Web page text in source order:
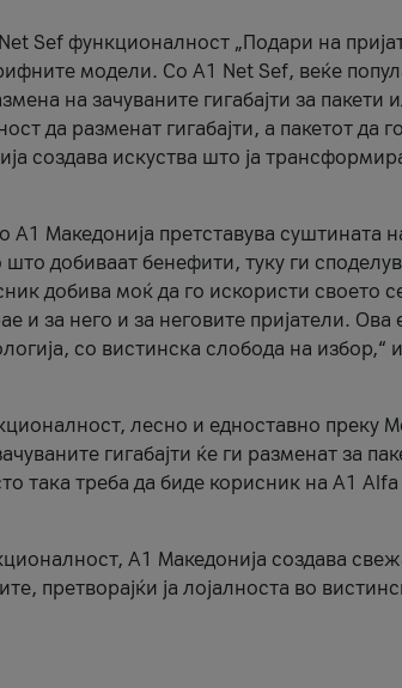
Sef функционалност „Подари на
модели. Со A1 Net Sef, веќе
на зачуваните гигабајти за пакети
да разменат гигабајти, а пакетот да
создава искуства што ја
А1 Македонија претставува суштината
добиваат бенефити, туку ги
добива моќ да го искористи своето
и за него и за неговите пријатели. Ова
со вистинска слобода на избор,“
лесно и едноставно преку
гигабајти ќе ги разменат за
така треба да биде корисник на А1
А1 Македонија создава
претворајќи ја лојалноста во